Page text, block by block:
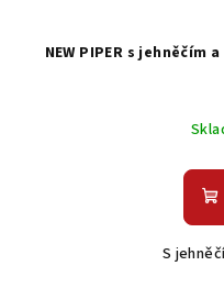
NEW PIPER s
S